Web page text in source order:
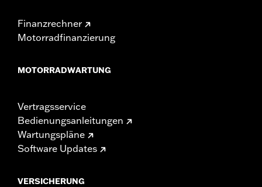
Finanzrechner
Motorradfinanzierung
MOTORRADWARTUNG
Vertragsservice
Bedienungsanleitungen
Wartungspläne
Software Updates
VERSICHERUNG